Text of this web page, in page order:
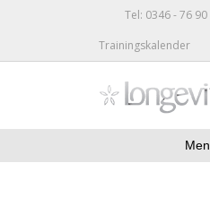
Tel: 0346 - 76
Trainingskalender